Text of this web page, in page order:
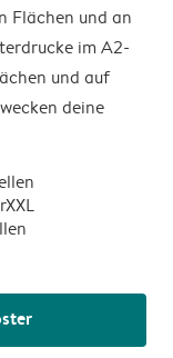
Flächen und an
im A2-
und auf
deine